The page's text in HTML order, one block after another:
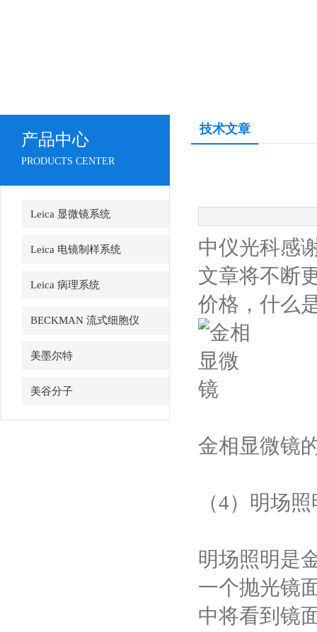
产品中心
PRODUCTS CENTER
Leica 显微镜系统
Leica 电镜制样系统
Leica 病理系统
BECKMAN 流式细胞仪
美墨尔特
美谷分子
技术文章
中仪光科感
文章将不断
价格，什么
金相显微镜
（4） 明场
明场照明是
一个抛光镜
中将看到镜